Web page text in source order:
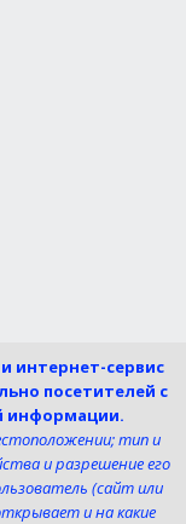
интернет-сервис
посетителей с
информации.
тип и
и разрешение его
(сайт или
и на какие